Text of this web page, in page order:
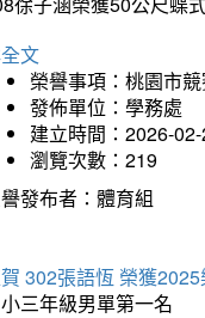
文
榮譽事項：桃園市
發佈單位：學務處
建立時間：2026-
瀏覽次數：219
發布者：體育組
302張語恆 榮獲
三年級男單第一名